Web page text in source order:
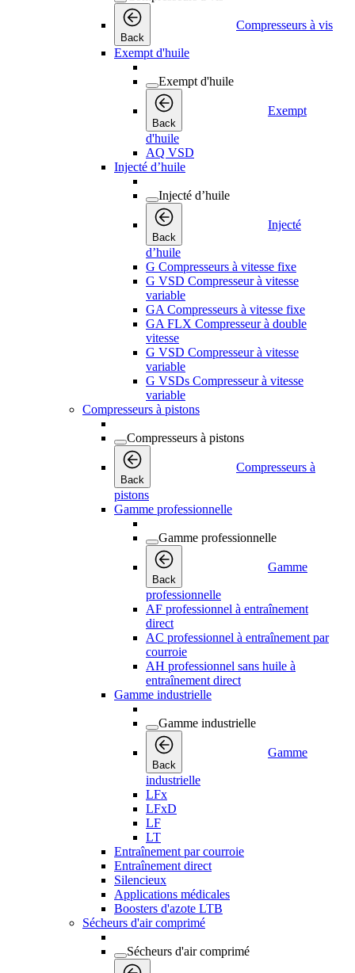
Back
Compresseurs à vis
Exempt d'huile
Exempt d'huile
Back
Exempt
d'huile
AQ VSD
Injecté d’huile
Injecté d’huile
Back
Injecté
d’huile
G Compresseurs à vitesse fixe
G VSD Compresseur à vitesse
variable
GA Compresseurs à vitesse fixe
GA FLX Compresseur à double
vitesse
G VSD Compresseur à vitesse
variable
G VSDs Compresseur à vitesse
variable
Compresseurs à pistons
Compresseurs à pistons
Back
Compresseurs à
pistons
Gamme professionnelle
Gamme professionnelle
Back
Gamme
professionnelle
AF professionnel à entraînement
direct
AC professionnel à entraînement par
courroie
AH professionnel sans huile à
entraînement direct
Gamme industrielle
Gamme industrielle
Back
Gamme
industrielle
LFx
LFxD
LF
LT
Entraînement par courroie
Entraînement direct
Silencieux
Applications médicales
Boosters d'azote LTB
Sécheurs d'air comprimé
Sécheurs d'air comprimé